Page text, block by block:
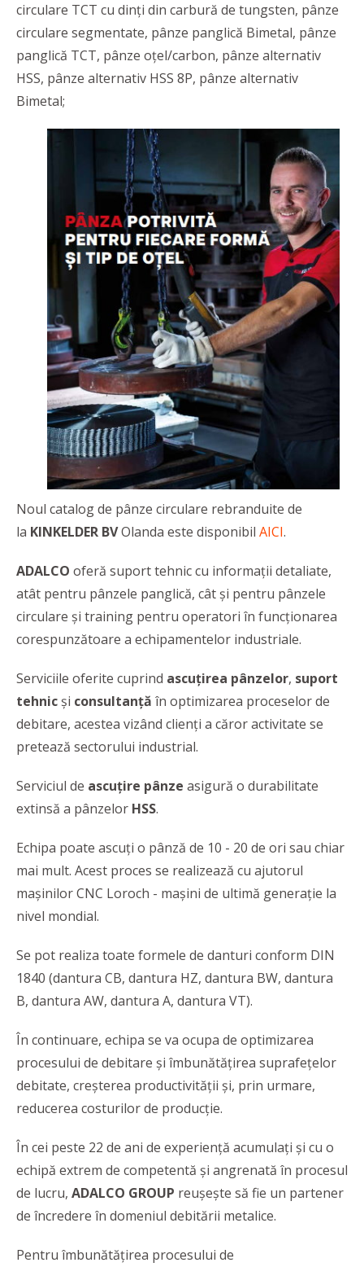
circulare TCT cu dinți din carbură de tungsten, pânze
circulare segmentate, pânze panglică Bimetal, pânze
panglică TCT, pânze oțel/carbon, pânze alternativ
HSS, pânze alternativ HSS 8P, pânze alternativ
Bimetal;
Noul catalog de pânze circulare rebranduite de
la KINKELDER BVOlanda este disponibil AICI.
ADALCO oferă suport tehnic cu informații detaliate,
atât pentru pânzele panglică, cât și pentru pânzele
circulare și training pentru operatori în funcționarea
corespunzătoare a echipamentelor industriale.
Serviciile oferite cuprind ascuțirea pânzelor, suport
tehnic și consultanță în optimizarea proceselor de
debitare, acestea vizând clienți a căror activitate se
pretează sectorului industrial.
Serviciul de ascuțire pânze asigură o durabilitate
extinsă a pânzelor HSS.
Echipa poate ascuți o pânză de 10 - 20 de ori sau chiar
mai mult. Acest proces se realizează cu ajutorul
mașinilor CNC Loroch - mașini de ultimă generație la
nivel mondial.
Se pot realiza toate formele de danturi conform DIN
1840 (dantura CB, dantura HZ, dantura BW, dantura
B, dantura AW, dantura A, dantura VT).
În continuare, echipa se va ocupa de optimizarea
procesului de debitare și îmbunătățirea suprafețelor
debitate, creșterea productivității și, prin urmare,
reducerea costurilor de producție.
În cei peste 22 de ani de experiență acumulați și cu o
echipă extrem de competentă și angrenată în procesul
de lucru, ADALCO GROUP reușește să fie un partener
de încredere în domeniul debitării metalice.
Pentru îmbunătățirea procesului de